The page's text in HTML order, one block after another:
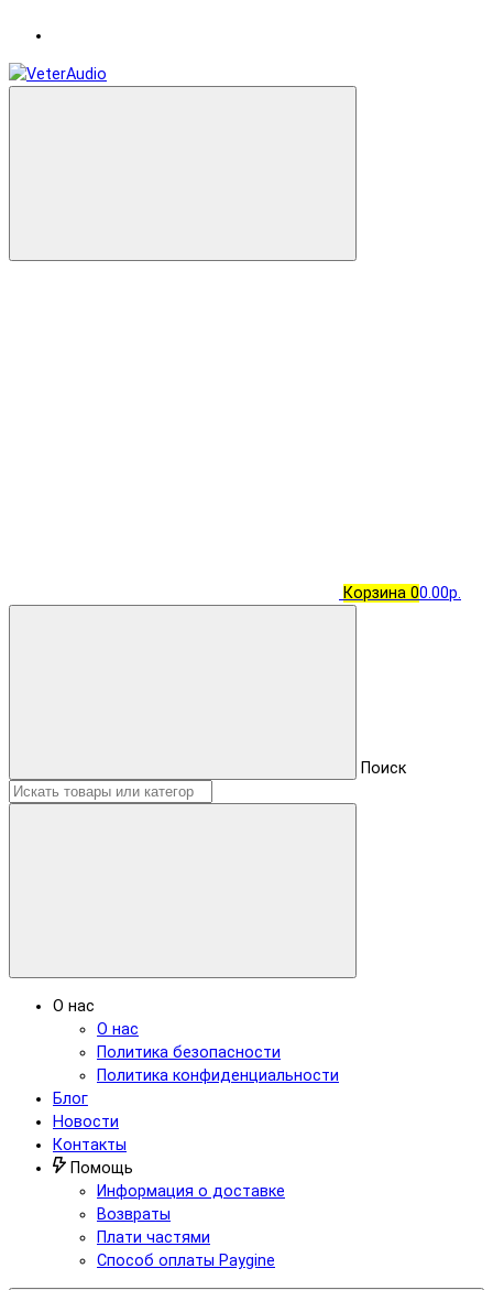
Корзина 00.00р.
Поиск
О нас
О нас
Политика безопасности
Политика конфиденциальности
Блог
Новости
Контакты
Помощь
Информация о доставке
Возвраты
Плати частями
Способ оплаты Paygine